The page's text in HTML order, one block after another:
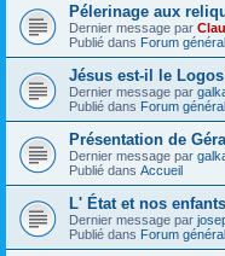
Pélerinage aux
Dernier message par
Publié dans Forum général
Jésus est-il le
Dernier message par
Publié dans Forum général
Présentation de
Dernier message par
Publié dans Accueil
L' État et nos enfants
Dernier message par
Publié dans Forum général